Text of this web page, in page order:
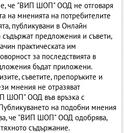
че "ВИП ШОП" ООД не отговаря
на мненията на потребителите
публикувани в Онлайн
съдържат предложения и съвети,
практическата им
за последствията в
бъдат приложени.
съветите, препоръките и
мнения не отразяват
ШОП" ООД във връзка с
на подобни мнения
че "ВИП ШОП" ООД одобрява,
съдържание.